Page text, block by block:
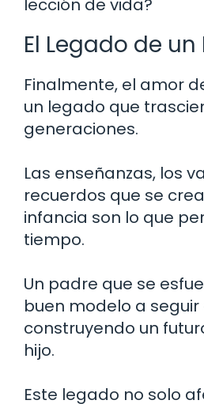
lección de vida?
El Legado de un
Finalmente, el amor
un legado que
generaciones.
Las enseñanzas, los
recuerdos que se
infancia son lo que
tiempo.
Un padre que se
buen modelo a seguir
construyendo un
hijo.
Este legado no solo